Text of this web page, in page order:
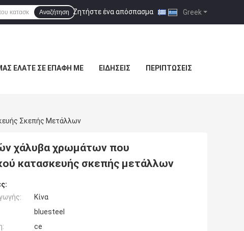
Greek
Ζητήστε ένα απόσπασμα |
Αναζήτηση
ΕΛΆΤΕ ΣΕ ΕΠΑΦΉ ΜΕ ΕΙΔΉΣΕΙΣ ΠΕΡΙΠΤΏΣΕΙΣ
Σκεπής Μετάλλων
χάλυβα χρωμάτων που
κατασκευής σκεπής μετάλλων
Κίνα
bluesteel
ce